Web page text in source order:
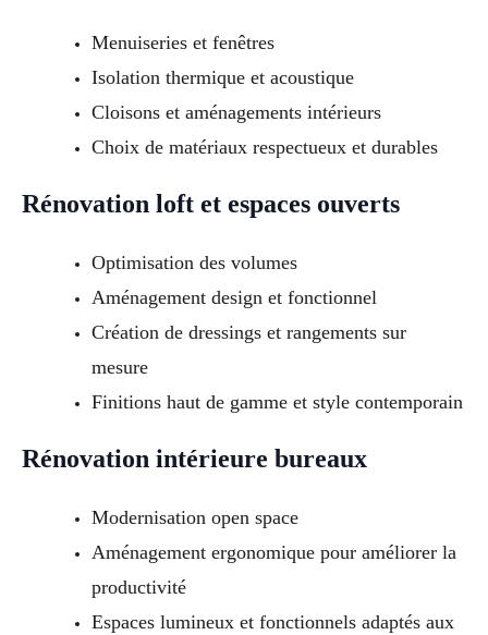
Menuiseries et fenêtres
Isolation thermique et acoustique
Cloisons et aménagements intérieurs
Choix de matériaux respectueux et durables
Rénovation loft et espaces ouverts
Optimisation des volumes
Aménagement design et fonctionnel
Création de dressings et rangements sur
mesure
Finitions haut de gamme et style contemporain
Rénovation intérieure bureaux
Modernisation open space
Aménagement ergonomique pour améliorer la
productivité
Espaces lumineux et fonctionnels adaptés aux